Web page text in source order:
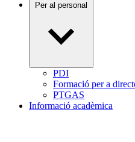
Per al personal
PDI
Formació per a
PTGAS
Informació acadèmica